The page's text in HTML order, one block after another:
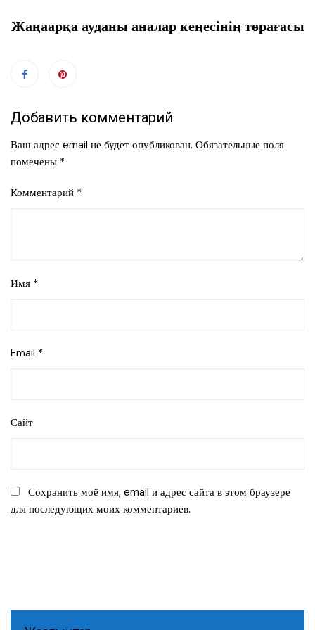
Жаңаарқа ауданы аналар кеңесінің төрағасы
Добавить комментарий
Ваш адрес email не будет опубликован. Обязательные поля
помечены *
Комментарий *
Имя *
Email *
Сайт
Сохранить моё имя, email и адрес сайта в этом браузере
для последующих моих комментариев.